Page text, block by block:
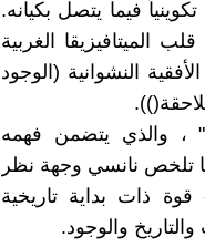
فيما يتصل بكيانه.
الميتافيزيقا الغربية
النشوانية (الوجود
، والذي يتضمن فهمه
تلخص نانسي وجهة نظر
ذات بداية تاريخية
والوجود.